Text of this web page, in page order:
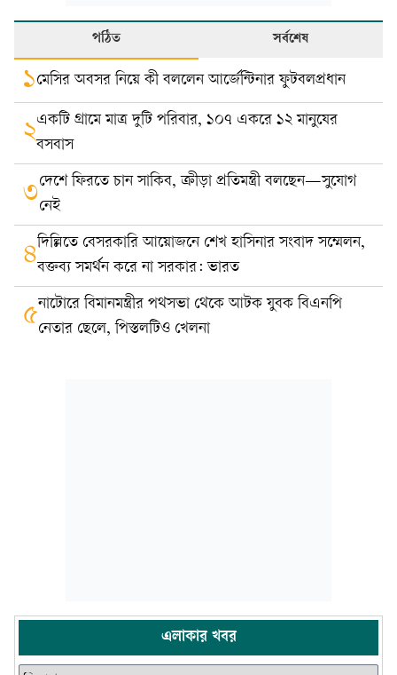
পঠিত সর্বশেষ
১মেসির অবসর নিয়ে কী বললেন আর্জেন্টিনার ফুটবলপ্রধান
২একটি গ্রামে মাত্র দুটি পরিবার, ১০৭ একরে ১২ মানুষের
বসবাস
৩দেশে ফিরতে চান সাকিব, ক্রীড়া প্রতিমন্ত্রী বলছেন—সুযোগ
নেই
৪দিল্লিতে বেসরকারি আয়োজনে শেখ হাসিনার সংবাদ সম্মেলন,
বক্তব্য সমর্থন করে না সরকার: ভারত
৫নাটোরে বিমানমন্ত্রীর পথসভা থেকে আটক যুবক বিএনপি
নেতার ছেলে, পিস্তলটিও খেলনা
এলাকার খবর